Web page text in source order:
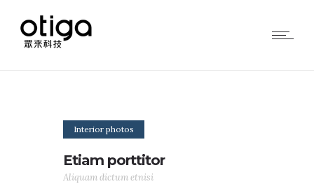
Interior photos
Etiam porttitor
Aliquam dictum etnisi